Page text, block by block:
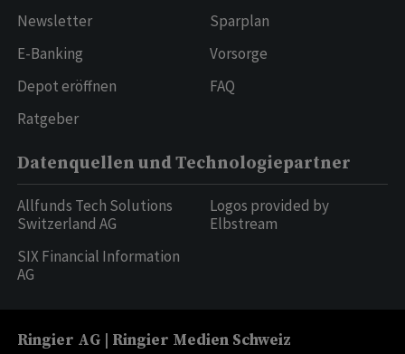
Newsletter
E-Banking
Depot eröffnen
Ratgeber
Sparplan
Vorsorge
FAQ
Datenquellen und Technologiepartner
Allfunds Tech Solutions
Switzerland AG
SIX Financial Information
AG
Logos provided by
Elbstream
Ringier AG | Ringier Medien Schweiz